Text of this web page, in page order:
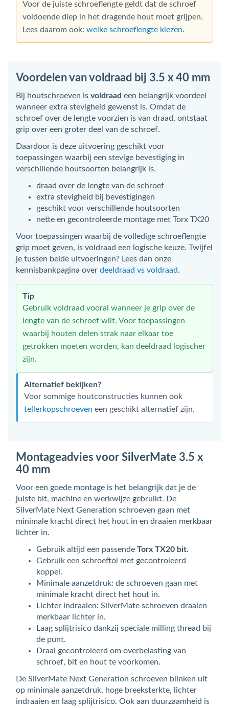
Voor de juiste schroeflengte geldt dat de schroef
voldoende diep in het dragende hout moet grijpen.
Lees daarom ook: welke schroeflengte kiezen.
Voordelen van voldraad bij 3.5 x 40 mm
Bij houtschroeven is voldraad een belangrijk voordeel
wanneer extra stevigheid gewenst is. Omdat de
schroef over de lengte voorzien is van draad, ontstaat
grip over een groter deel van de schroef.
Daardoor is deze uitvoering geschikt voor
toepassingen waarbij een stevige bevestiging in
verschillende houtsoorten belangrijk is.
draad over de lengte van de schroef
extra stevigheid bij bevestigingen
geschikt voor verschillende houtsoorten
nette en gecontroleerde montage met Torx TX20
Voor toepassingen waarbij de volledige schroeflengte
grip moet geven, is voldraad een logische keuze. Twijfel
je tussen beide uitvoeringen? Lees dan onze
kennisbankpagina over deeldraad vs voldraad.
Tip
Gebruik voldraad vooral wanneer je grip over de
lengte van de schroef wilt. Voor toepassingen
waarbij houten delen strak naar elkaar toe
getrokken moeten worden, kan deeldraad logischer
zijn.
Alternatief bekijken?
Voor sommige houtconstructies kunnen ook
tellerkopschroeven een geschikt alternatief zijn.
Montageadvies voor SilverMate 3.5 x
40 mm
Voor een goede montage is het belangrijk dat je de
juiste bit, machine en werkwijze gebruikt. De
SilverMate Next Generation schroeven gaan met
minimale kracht direct het hout in en draaien merkbaar
lichter in.
Gebruik altijd een passende Torx TX20 bit.
Gebruik een schroeftol met gecontroleerd
koppel.
Minimale aanzetdruk: de schroeven gaan met
minimale kracht direct het hout in.
Lichter indraaien: SilverMate schroeven draaien
merkbaar lichter in.
Laag splijtrisico dankzij speciale milling thread bij
de punt.
Draai gecontroleerd om overbelasting van
schroef, bit en hout te voorkomen.
De SilverMate Next Generation schroeven blinken uit
op minimale aanzetdruk, hoge breeksterkte, lichter
indraaien en laag splijtrisico. Ook aan duurzaamheid is